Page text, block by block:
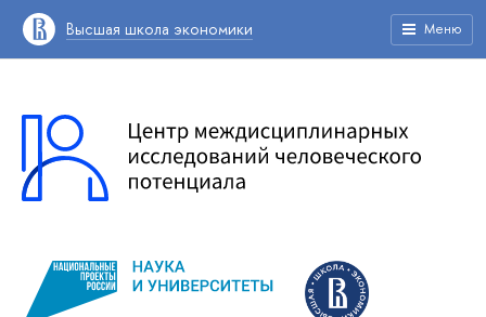
Высшая школа экономики Меню